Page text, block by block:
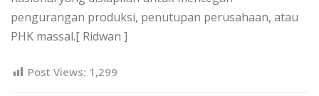
pengurangan produksi, penutupan perusahaan, atau
PHK massal.[ Ridwan ]
Post Views: 1,299